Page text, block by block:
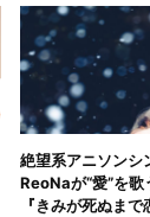
絶望系アニソンシ
ReoNaが“愛”を
『きみが死ぬまで